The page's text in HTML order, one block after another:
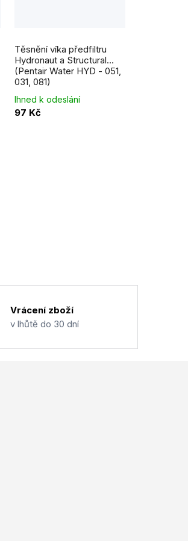
Těsnění víka předfiltru
Hydronaut a Structural
(Pentair Water HYD - 051,
031, 081)
Ihned k odeslání
97 Kč
Vrácení zboží
v lhůtě do 30 dní